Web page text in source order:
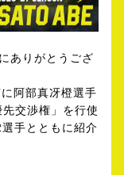
ありがとうござ
阿部真冴橙選手
交渉権」を行使
手とともに紹介